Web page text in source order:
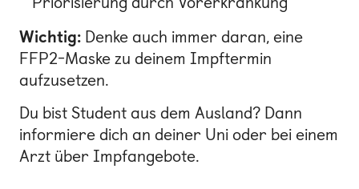
Wichtig: Denke auch immer daran, eine
FFP2-Maske zu deinem Impftermin
aufzusetzen.
Du bist Student aus dem Ausland? Dann
informiere dich an deiner Uni oder bei einem
Arzt über Impfangebote.